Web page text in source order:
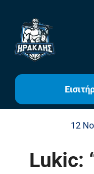
content
12
Lukic: